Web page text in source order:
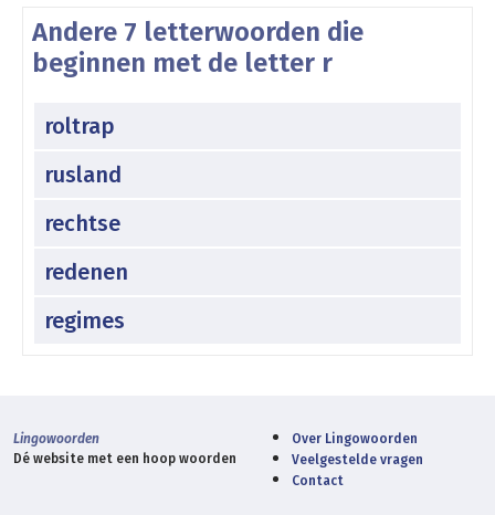
Andere 7 letterwoorden die
beginnen met de letter r
roltrap
rusland
rechtse
redenen
regimes
Lingowoorden
Dé website met een hoop woorden
Over Lingowoorden
Veelgestelde vragen
Contact